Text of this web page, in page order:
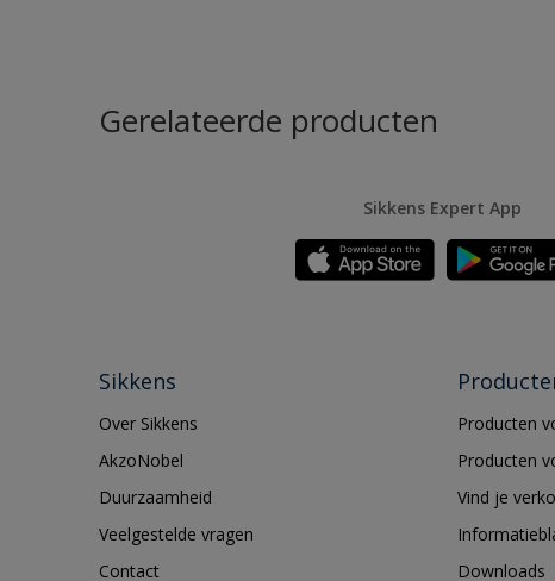
Gerelateerde producten
Sikkens Expert App
Sikkens
Over Sikkens
AkzoNobel
Duurzaamheid
Veelgestelde vragen
Contact
Producten
Producten
Vind je
Downloads